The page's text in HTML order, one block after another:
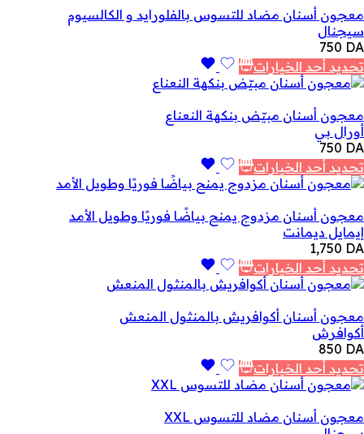
معجون أسنان مضاد للتسوس بالفلورايد و الكالسيوم
سيجنال
750 DA
تحديد أحد الخيارات
معجون أسنان مبيّض بنكهة النعناع
أورال بي
750 DA
تحديد أحد الخيارات
معجون أسنان مزدوج يمنح بياضًا فوريًا وطويل الأمد
إيمايل ديمانت
1,750 DA
تحديد أحد الخيارات
معجون أسنان أكوافريش بالمنثول المنعش
أكوافرش
850 DA
تحديد أحد الخيارات
معجون أسنان مضاد للتسوس XXL